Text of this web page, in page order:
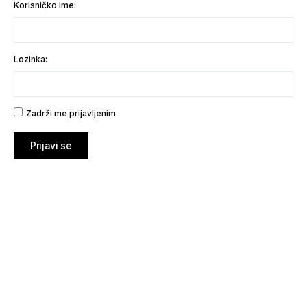
Korisničko ime:
Lozinka:
Zadrži me prijavljenim
Prijavi se